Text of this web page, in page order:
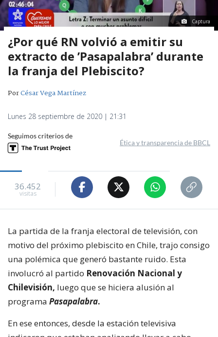
Captura
¿Por qué RN volvió a emitir su
extracto de ’Pasapalabra’ durante
la franja del Plebiscito?
PorCésar Vega Martínez
Lunes 28 septiembre de 2020 | 21:31
Seguimos criterios de
Ética y transparencia de BBCL
36.452
visitas
La partida de la franja electoral de televisión, con
motivo del próximo plebiscito en Chile, trajo consigo
una polémica que generó bastante ruido. Esta
involucró al partido Renovación Nacional y
Chilevisión, luego que se hiciera alusión al
programa Pasapalabra.
En ese entonces, desde la estación televisiva